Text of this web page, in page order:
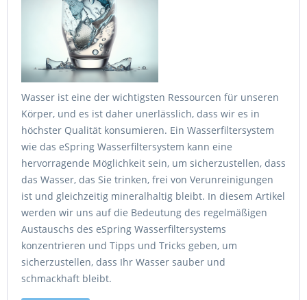
Wasser ist eine der wichtigsten Ressourcen für unseren
Körper, und es ist daher unerlässlich, dass wir es in
höchster Qualität konsumieren. Ein Wasserfiltersystem
wie das eSpring Wasserfiltersystem kann eine
hervorragende Möglichkeit sein, um sicherzustellen, dass
das Wasser, das Sie trinken, frei von Verunreinigungen
ist und gleichzeitig mineralhaltig bleibt. In diesem Artikel
werden wir uns auf die Bedeutung des regelmäßigen
Austauschs des eSpring Wasserfiltersystems
konzentrieren und Tipps und Tricks geben, um
sicherzustellen, dass Ihr Wasser sauber und
schmackhaft bleibt.